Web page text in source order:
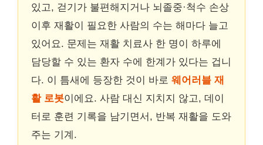
있고, 걷기가 불편해지거나 뇌졸중·척수 손상
이후 재활이 필요한 사람의 수는 해마다 늘고
있어요. 문제는 재활 치료사 한 명이 하루에
담당할 수 있는 환자 수에 한계가 있다는 겁니
다. 이 틈새에 등장한 것이 바로 웨어러블 재
활 로봇이에요. 사람 대신 지치지 않고, 데이
터로 훈련 기록을 남기면서, 반복 재활을 도와
주는 기계.